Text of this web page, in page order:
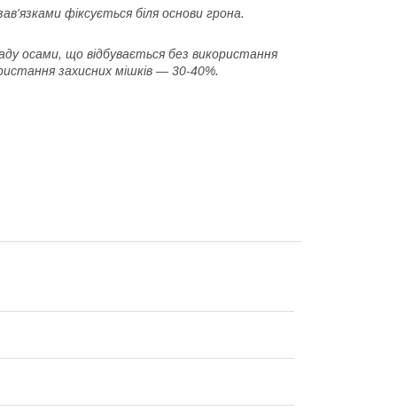
фіксується біля основи грона.
осами, що відбувається без використання
захисних мішків — 30-40%.